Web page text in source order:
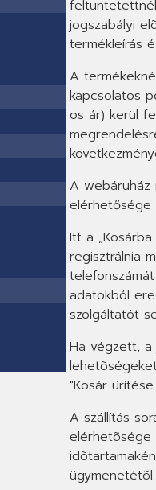
jogszabályi
termékleírás
A
kapcsolatos
os ár) kerül
A
elérhetősége
Itt a
regisztrálnia
adatokból
szolgáltatót
Ha végzett, a
"Kosár
A szállítás
elérhetõsége